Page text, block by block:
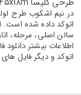
سالن اصلی، مرحله،
اطلاعات بیشتر
اتوکد و دیگر فایل